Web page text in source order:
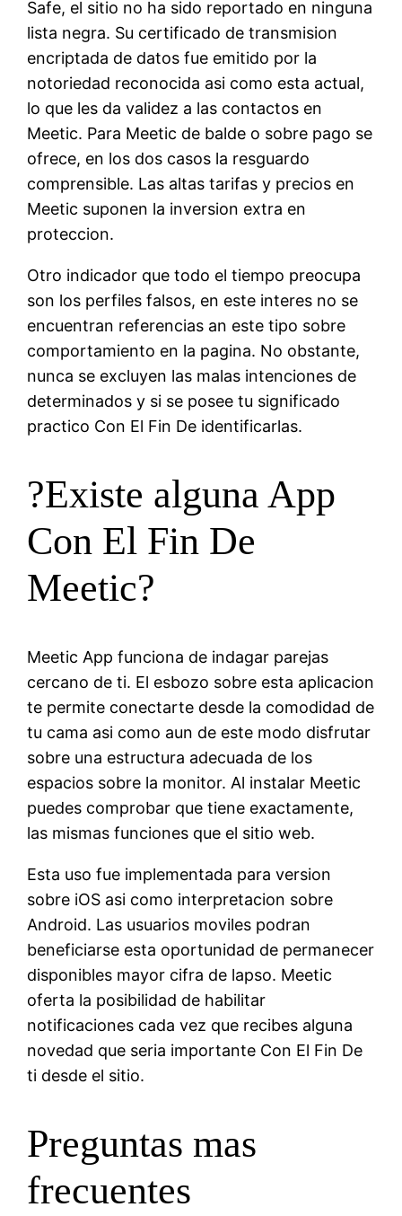
Safe, el sitio no ha sido reportado en ninguna
lista negra. Su certificado de transmision
encriptada de datos fue emitido por la
notoriedad reconocida asi­ como esta actual,
lo que les da validez a las contactos en
Meetic. Para Meetic de balde o sobre pago se
ofrece, en los dos casos la resguardo
comprensible. Las altas tarifas y precios en
Meetic suponen la inversion extra en
proteccion.
Otro indicador que todo el tiempo preocupa
son los perfiles falsos, en este interes no se
encuentran referencias an este tipo sobre
comportamiento en la pagina. No obstante,
nunca se excluyen las malas intenciones de
determinados y si se posee tu significado
practico Con El Fin De identificarlas.
?Existe alguna App
Con El Fin De
Meetic?
Meetic App funciona de indagar parejas
cercano de ti. El esbozo sobre esta aplicacion
te permite conectarte desde la comodidad de
tu cama asi­ como aun de este modo disfrutar
sobre una estructura adecuada de los
espacios sobre la monitor. Al instalar Meetic
puedes comprobar que tiene exactamente,
las mismas funciones que el sitio web.
Esta uso fue implementada para version
sobre iOS asi­ como interpretacion sobre
Android. Las usuarios moviles podran
beneficiarse esta oportunidad de permanecer
disponibles mayor cifra de lapso. Meetic
oferta la posibilidad de habilitar
notificaciones cada vez que recibes alguna
novedad que seri­a importante Con El Fin De
ti desde el sitio.
Preguntas mas
frecuentes